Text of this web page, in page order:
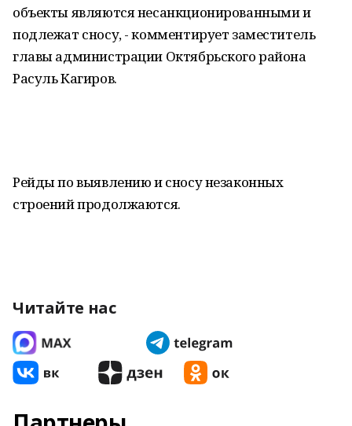
объекты являются несанкционированными и
подлежат сносу, - комментирует заместитель
главы администрации Октябрьского района
Расуль Кагиров.
Рейды по выявлению и сносу незаконных
строений продолжаются.
Читайте нас